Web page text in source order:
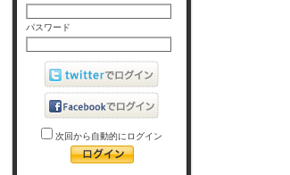
パスワード
次回から自動的にログイン